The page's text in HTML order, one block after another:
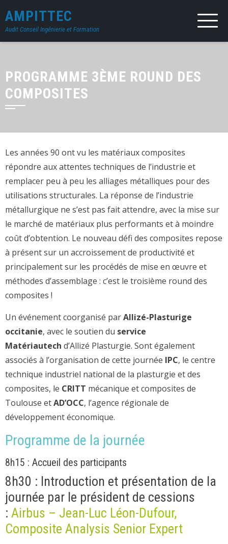
AMPITTEC
Audit Conseil Ingénierie et Formation
PROGRAMME 3ÈME ROUND DES
COMPOSITES
Les années 90 ont vu les matériaux composites
répondre aux attentes techniques de l’industrie et
remplacer peu à peu les alliages métalliques pour des
utilisations structurales. La réponse de l’industrie
métallurgique ne s’est pas fait attendre, avec la mise sur
le marché de matériaux plus performants et à moindre
coût d’obtention. Le nouveau défi des composites repose
à présent sur un accroissement de productivité et
principalement sur les procédés de mise en œuvre et
méthodes d’assemblage : c’est le troisième round des
composites !
Un événement coorganisé parAllizé-Plasturige
occitanie, avec le soutien du service
Matériautech d’Allizé Plasturgie. Sont également
associés à l’organisation de cette journée IPC, le centre
technique industriel national de la plasturgie et des
composites, le CRITT mécanique et composites de
Toulouse etAD’OCC, l’agence régionale de
développement économique.
Programme de la journée
8h15 : Accueil des participants
8h30 : Introduction et présentation de la
journée par le président de cessions
: Airbus – Jean-Luc Léon-Dufour,
Composite Analysis Senior Expert